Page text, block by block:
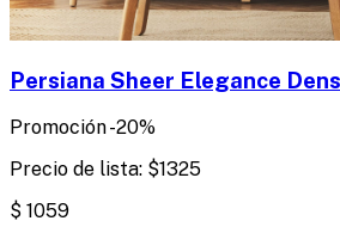
Persiana Sheer Elegance
Promoción-20%
Precio de lista: $1325
$ 1059